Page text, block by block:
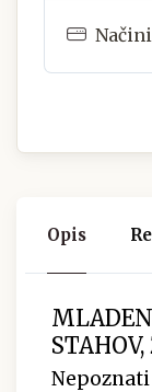
Opis
STAHOV,